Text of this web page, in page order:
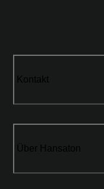
Kontakt
Über Hansaton